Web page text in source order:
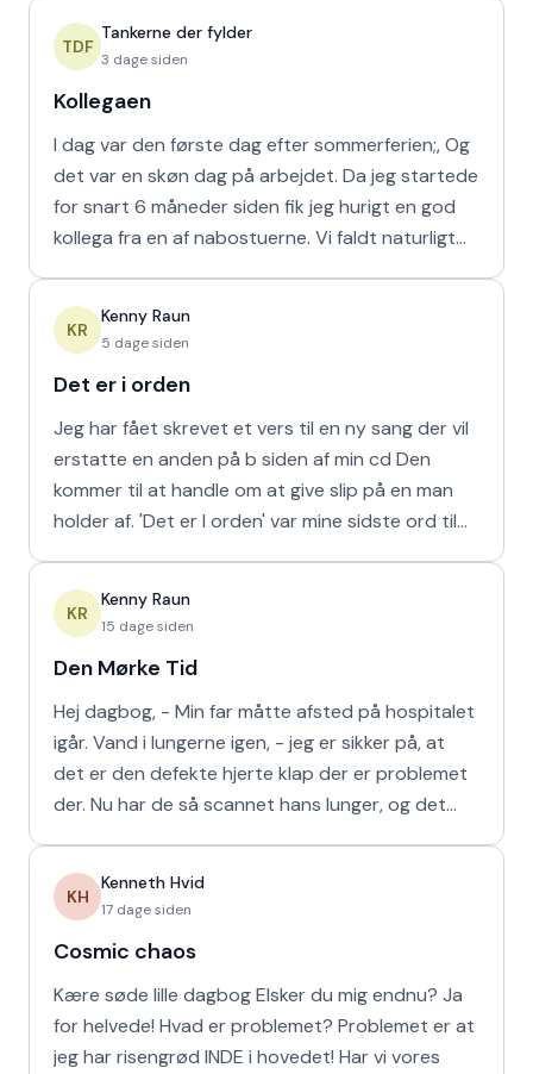
TDF
Tankerne der fylder
3 dage siden
Kollegaen
I dag var den første dag efter sommerferien;, Og
det var en skøn dag på arbejdet. Da jeg startede
for snart 6 måneder siden fik jeg hurigt en god
kollega fra en af nabostuerne. Vi faldt naturligt
KR
Kenny Raun
5 dage siden
Det er i orden
Jeg har fået skrevet et vers til en ny sang der vil
erstatte en anden på b siden af min cd Den
kommer til at handle om at give slip på en man
holder af. 'Det er I orden' var mine sidste ord til
KR
Kenny Raun
15 dage siden
Den Mørke Tid
Hej dagbog, - Min far måtte afsted på hospitalet
igår. Vand i lungerne igen, - jeg er sikker på, at
det er den defekte hjerte klap der er problemet
der. Nu har de så scannet hans lunger, og det
KH
Kenneth Hvid
17 dage siden
Cosmic chaos
Kære søde lille dagbog Elsker du mig endnu? Ja
for helvede! Hvad er problemet? Problemet er at
jeg har risengrød INDE i hovedet! Har vi vores